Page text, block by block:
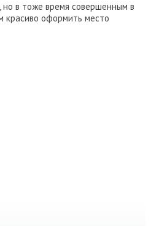
но в тоже время совершенным в
красиво оформить место